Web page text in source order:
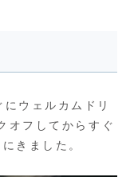
ウェルカムドリ
オフしてからすぐ
きました。